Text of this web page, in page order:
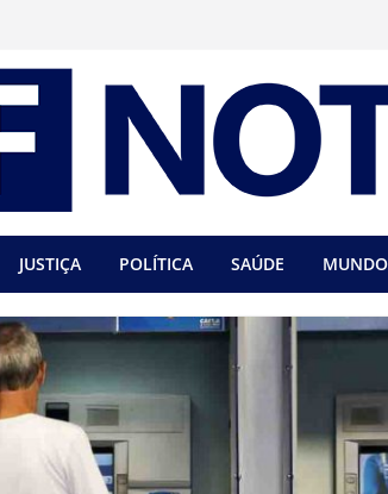
JUSTIÇA POLÍTICA SAÚDE